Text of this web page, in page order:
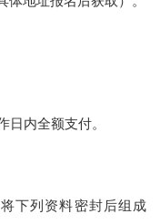
日内全额支付。
下列资料密封后组成